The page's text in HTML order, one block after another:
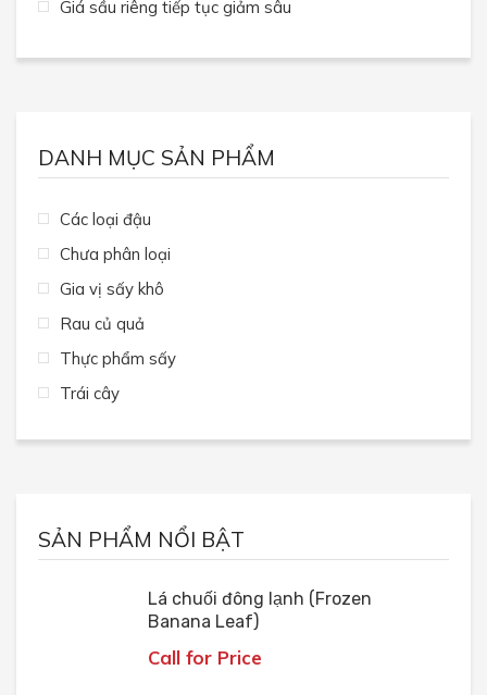
Giá sầu riêng tiếp tục giảm sâu
DANH MỤC SẢN PHẨM
Các loại đậu
Chưa phân loại
Gia vị sấy khô
Rau củ quả
Thực phẩm sấy
Trái cây
SẢN PHẨM NỔI BẬT
Lá chuối đông lạnh (Frozen
Banana Leaf)
Call for Price